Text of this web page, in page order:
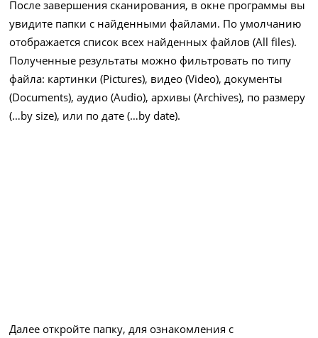
После завершения сканирования, в окне программы вы
увидите папки с найденными файлами. По умолчанию
отображается список всех найденных файлов (All files).
Полученные результаты можно фильтровать по типу
файла: картинки (Pictures), видео (Video), документы
(Documents), аудио (Audio), архивы (Archives), по размеру
(…by size), или по дате (…by date).
Далее откройте папку, для ознакомления с